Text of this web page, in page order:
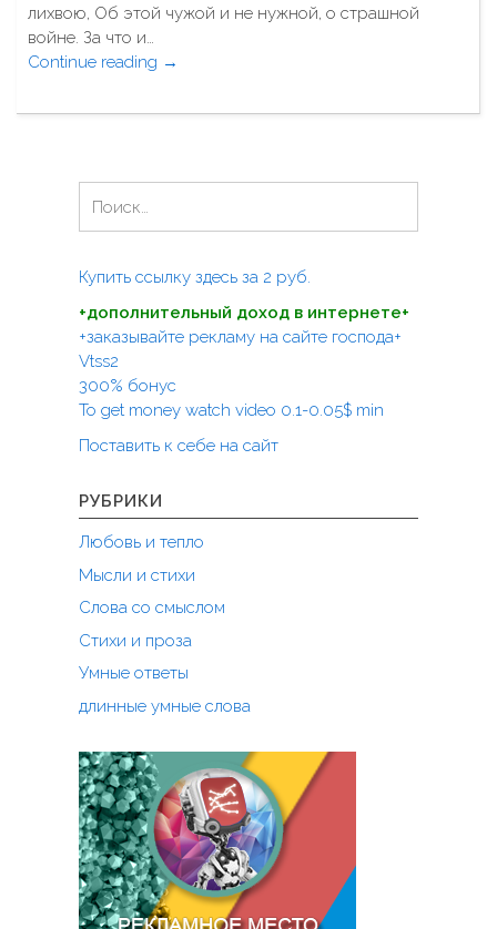
й
р
к
лихвою, Об этой чужой и не нужной, о страшной
войне. За что и…
Continue reading "
н
з
е
"
→
т
:
Купить ссылку здесь за 2 руб.
+дополнительный доход в интернете+
+заказывайте рекламу на сайте господа+
Vtss2
300% бонус
To get money watch video 0.1-0.05$ min
Поставить к себе на сайт
РУБРИКИ
Любовь и тепло
Мысли и стихи
Слова со смыслом
Стихи и проза
Умные ответы
длинные умные слова